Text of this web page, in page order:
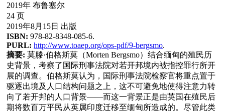
2019年 布鲁塞尔
24 页
2019年8月15日 出版
ISBN: 978-82-8348-085-6.
PURL: http://www.toaep.org/ops-pdf/9-bergsmo.
摘要: 莫滕·伯格斯莫（Morten Bergsmo）结合缅甸的殖民历
史背景，考察了国际刑事法院对若开邦境内被指控罪行所开
展的调查。伯格斯莫认为，国际刑事法院检察官将重点置于
驱逐出境及人口结构问题之上，这不可避免地使得注意力转
向了若开邦的人口背景——而这一背景正是由英国在殖民后
期将数百万平民从英属印度迁移至缅甸所造成的。尽管此类